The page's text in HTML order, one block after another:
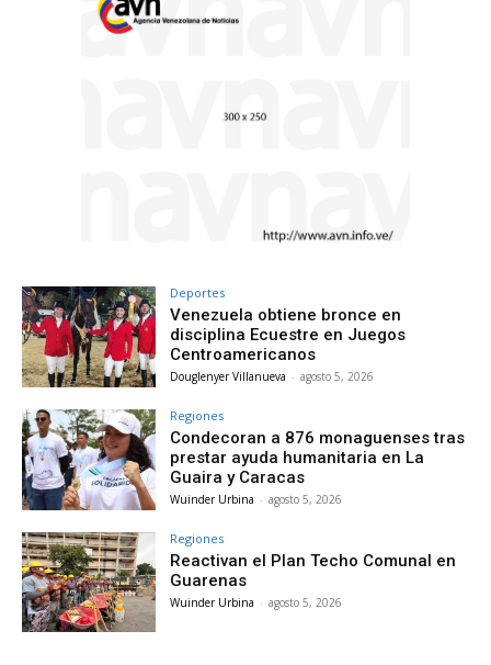
Deportes
Venezuela obtiene bronce en
disciplina Ecuestre en Juegos
Centroamericanos
Douglenyer Villanueva - agosto 5, 2026
Regiones
Condecoran a 876 monaguenses tras
prestar ayuda humanitaria en La
Guaira y Caracas
Wuinder Urbina - agosto 5, 2026
Regiones
Reactivan el Plan Techo Comunal en
Guarenas
Wuinder Urbina - agosto 5, 2026